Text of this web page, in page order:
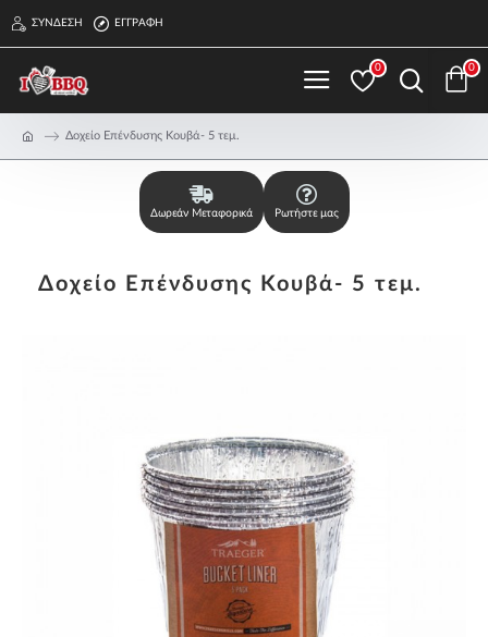
ΣΎΝΔΕΣΗ ΕΓΓΡΑΦΉ
0 0
Δοχείο Επένδυσης Κουβά- 5 τεμ.
Δωρεάν Μεταφορικά Ρωτήστε μας
Δοχείο Επένδυσης Κουβά- 5 τεμ.